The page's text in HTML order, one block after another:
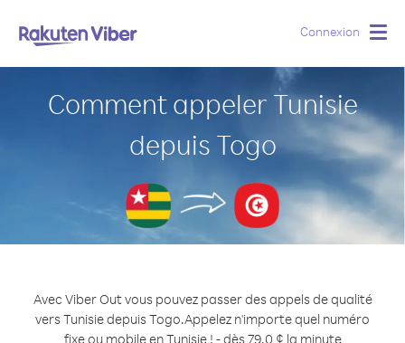
Connexion
Comment appeler Tunisie
depuis Togo
Avec Viber Out vous pouvez passer des appels de qualité
vers Tunisie depuis Togo.Appelez n'importe quel numéro
fixe ou mobile en Tunisie ! - dès 79.0 ¢ la minute